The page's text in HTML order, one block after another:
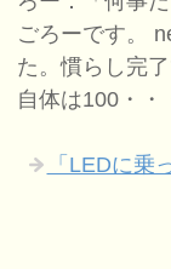
ごろーです。
た。慣らし完
自体は100・・
「LEDに乗